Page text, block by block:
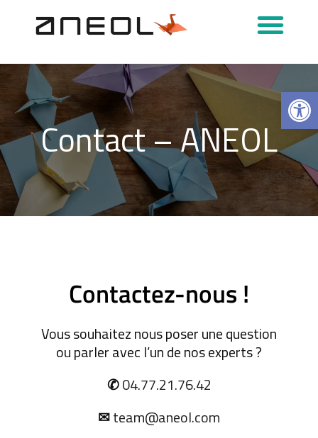
Contact – ANEOL
Contactez-nous !
Vous souhaitez nous poser une question
ou parler avec l’un de nos experts ?
✆04.77.21.76.42
✉team@aneol.com
Ouvrir